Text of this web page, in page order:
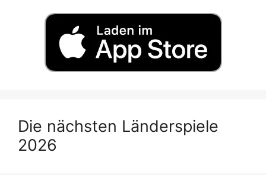
Die nächsten Länderspiele
2026